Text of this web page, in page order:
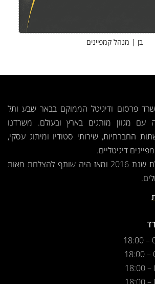
בן | מנהל קמפיינים
פרסום ודיגיטל הממוקם בבאר שבע ותל
עם מגוון מותגים בארץ ובעולם. משרדנו
החברתיות, שירותי סטודיו ומיתוג עסקי,
דיגיטליים.
המשרד הוקם בתחילת שנת 2016 ומאז היה שותף להצלחת מאות